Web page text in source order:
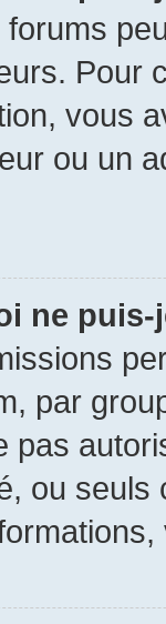
forums
Pour
vous
ou un
ne
par
pas
ou seuls